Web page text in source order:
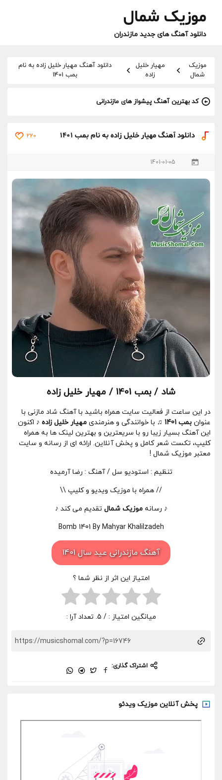
موزیک شمال
دانلود آهنگ های جدید مازندران
موزیک
شمال
مهیار خلیل
زاده
دانلود آهنگ مهیار خلیل زاده به نام
بمب 1401
کد بهترین آهنگ پیشواز های مازندرانی
دانلود آهنگ مهیار خلیل زاده به نام بمب 1401 220
1401-01-05
شاد / بمب 1401 / مهیار خلیل زاده
در این ساعت از فعالیت سایت همراه باشید با آهنگ شاد مازنی با
عنوان بمب 1401 ♫ با خوانندگی و هنرمندی مهیار خلیل زاده ♪ اکنون
این آهنگ بسیار زیبا رو با سریعترین و بهترین لینک ها به همراه
کلیپ، تکست شعر کامل و پخش آنلاین. ارائه ای از رسانه و سایت
معتبر موزیک شمال !
تنظیم : استودیو سل / آهنگ : رضا آرمیده
// همراه با موزیک ویدیو و کلیپ \\
♪ رسانهموزیک شمال تقدیم می کند ♪
Bomb 1401 By Mahyar Khalilzadeh
آهنگ مازندرانی عید سال 1401
امتیاز این اثر از نظر شما ؟
میانگین امتیاز : / 5. تعداد آرا :
اشتراک گذاری:
پخش آنلاین موزیک ویدئو